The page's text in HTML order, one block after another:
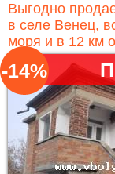
Выгодно
в селе Венец,
моря и в 12 км
-14%